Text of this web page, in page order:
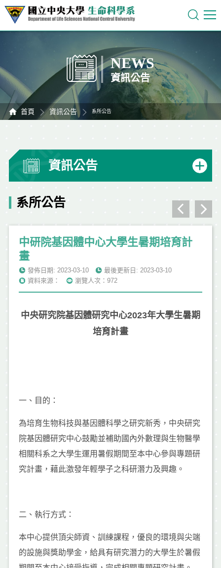
NEWS
資訊公告
首頁 資訊公告 系所公告
資訊公告
系所公告
中研院基因體中心大學生暑期培育計
畫
發佈日期: 2023-03-10
最後更新日: 2023-03-10
資料來源：
瀏覽人次：972
中央研究院基因體研究中心2023年大學生暑期
培育計畫
一、目的：
為培育生物科技與基因體科學之研究新秀，中央研究
院基因體研究中心鼓勵並補助國內外數理與生物醫學
相關科系之大學生運用暑假期間至本中心參與專題研
究計畫，藉此激發年輕學子之科研潛力及興趣。
二、執行方式：
本中心提供頂尖師資、訓練課程，優良的環境與尖端
的設施與獎助學金，給具有研究潛力的大學生於暑假